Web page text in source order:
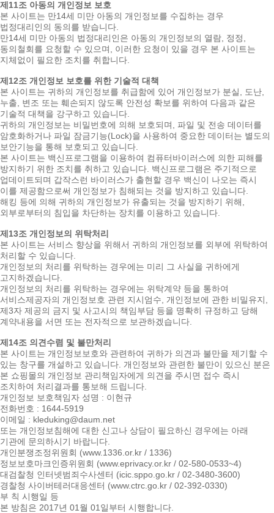
제11조 아동의 개인정보 보호
본 사이트는 만14세 미만 아동의 개인정보를 수집하는 경우
법정대리인의 동의를 받습니다.
만14세 미만 아동의 법정대리인은 아동의 개인정보의 열람, 정정,
동의철회를 요청할 수 있으며, 이러한 요청이 있을 경우 본 사이트는
지체없이 필요한 조치를 취합니다.
제12조 개인정보 보호를 위한 기술적 대책
본 사이트는 귀하의 개인정보를 취급함에 있어 개인정보가 분실, 도난,
누출, 변조 또는 훼손되지 않도록 안전성 확보를 위하여 다음과 같은
기술적 대책을 강구하고 있습니다.
귀하의 개인정보는 비밀번호에 의해 보호되며, 파일 및 전송 데이터를
암호화하거나 파일 잠금기능(Lock)을 사용하여 중요한 데이터는 별도의
보안기능을 통해 보호되고 있습니다.
본 사이트는 백신프로그램을 이용하여 컴퓨터바이러스에 의한 피해를
방지하기 위한 조치를 취하고 있습니다. 백신프로그램은 주기적으로
업데이트되며 갑작스런 바이러스가 출현할 경우 백신이 나오는 즉시
이를 제공함으로써 개인정보가 침해되는 것을 방지하고 있습니다.
해킹 등에 의해 귀하의 개인정보가 유출되는 것을 방지하기 위해,
외부로부터의 침입을 차단하는 장치를 이용하고 있습니다.
제13조 개인정보의 위탁처리
본 사이트는 서비스 향상을 위해서 귀하의 개인정보를 외부에 위탁하여
처리할 수 있습니다.
개인정보의 처리를 위탁하는 경우에는 미리 그 사실을 귀하에게
고지하겠습니다.
개인정보의 처리를 위탁하는 경우에는 위탁계약 등을 통하여
서비스제공자의 개인정보호 관련 지시엄수, 개인정보에 관한 비밀유지,
제3자 제공의 금지 및 사고시의 책임부담 등을 명확히 규정하고 당해
계약내용을 서면 또는 전자적으로 보관하겠습니다.
제14조 의견수렴 및 불만처리
본 사이트는 개인정보보호와 관련하여 귀하가 의견과 불만을 제기할 수
있는 창구를 개설하고 있습니다. 개인정보와 관련한 불만이 있으신 분은
본 쇼핑몰의 개인정보 관리책임자에게 의견을 주시면 접수 즉시
조치하여 처리결과를 통보해 드립니다.
개인정보 보호책임자 성명 : 이현규
전화번호 : 1644-5919
이메일 : kleduking@daum.net
또는 개인정보침해에 대한 신고나 상담이 필요하신 경우에는 아래
기관에 문의하시기 바랍니다.
개인분쟁조정위원회 (www.1336.or.kr / 1336)
정보보호마크인증위원회 (www.eprivacy.or.kr / 02-580-0533~4)
대검찰청 인터넷범죄수사센터 (icic.sppo.go.kr / 02-3480-3600)
경찰청 사이버테러대응센터 (www.ctrc.go.kr / 02-392-0330)
부 칙 시행일 등
본 방침은 2017년 01월 01일부터 시행합니다.